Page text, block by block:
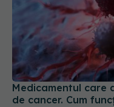
Medicamentul care
de cancer. Cum